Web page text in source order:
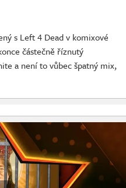
s Left 4 Dead v komixové
částečně říznutý
a není to vůbec špatný mix,